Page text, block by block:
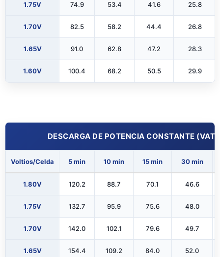
1.75V 74.9 53.4 41.6 25.8
1.70V 82.5 58.2 44.4 26.8
1.65V 91.0 62.8 47.2 28.3
1.60V 100.4 68.2 50.5 29.9
DESCARGA DE POTENCIA CONSTANTE
Voltios/Celda 5 min 10 min 15 min 30 min
1.80V 120.2 88.7 70.1 46.6
1.75V 132.7 95.9 75.6 48.0
1.70V 142.0 102.1 79.6 49.7
1.65V 154.4 109.2 84.0 52.0